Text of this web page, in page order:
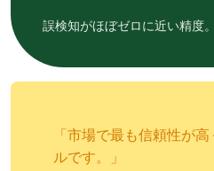
誤検知がほぼゼロに近い精度。
「市場で最も信頼性が
ルです。」